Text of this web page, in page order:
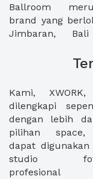
Ballroom
brand yang
Jimbaran,
ruangan
Kami,
dilengkapi
dengan lebih
pilihan space,
dapat
studio
profesional
ruang mereka
profesionalisme
Kami memiliki
yang unik
batas kreatifitas